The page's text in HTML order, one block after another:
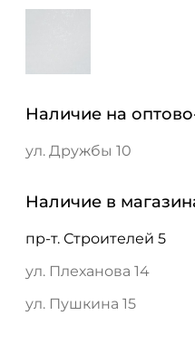
Наличие на
ул. Дружбы 10
Наличие в
пр-т. Строителей 5
ул. Плеханова 14
ул. Пушкина 15